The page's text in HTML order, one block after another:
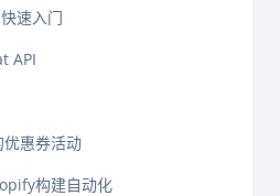
速入门
API
优惠券活动
构建自动化